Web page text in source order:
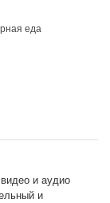
еда
и аудио
и